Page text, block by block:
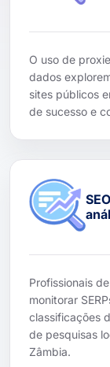
O uso de
dados
sites públicos
de sucesso e
Profissionais
monitorar
classificações
de pesquisas
Zâmbia.